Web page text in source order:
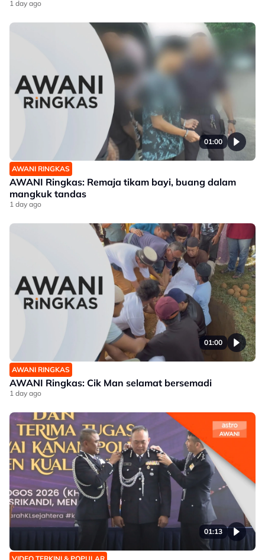
1 day ago
01:00
AWANI RINGKAS
AWANI Ringkas: Remaja tikam bayi, buang dalam
mangkuk tandas
1 day ago
01:00
AWANI RINGKAS
AWANI Ringkas: Cik Man selamat bersemadi
1 day ago
01:13